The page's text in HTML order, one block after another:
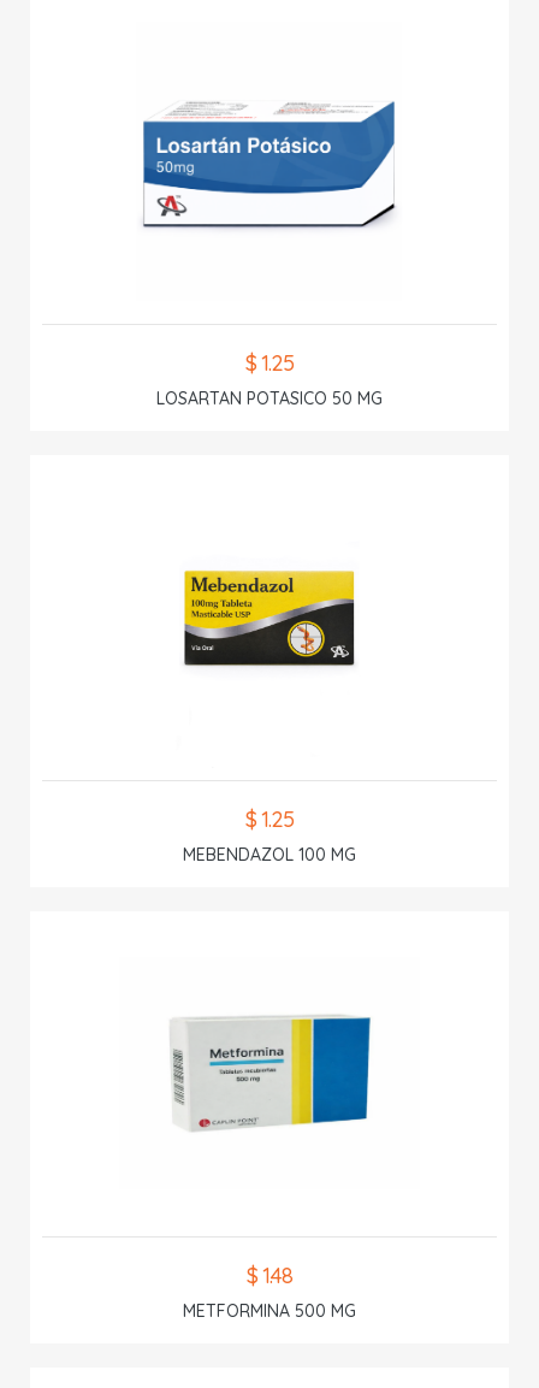
$ 1.25
LOSARTAN POTASICO 50 MG
$ 1.25
MEBENDAZOL 100 MG
$ 1.48
METFORMINA 500 MG